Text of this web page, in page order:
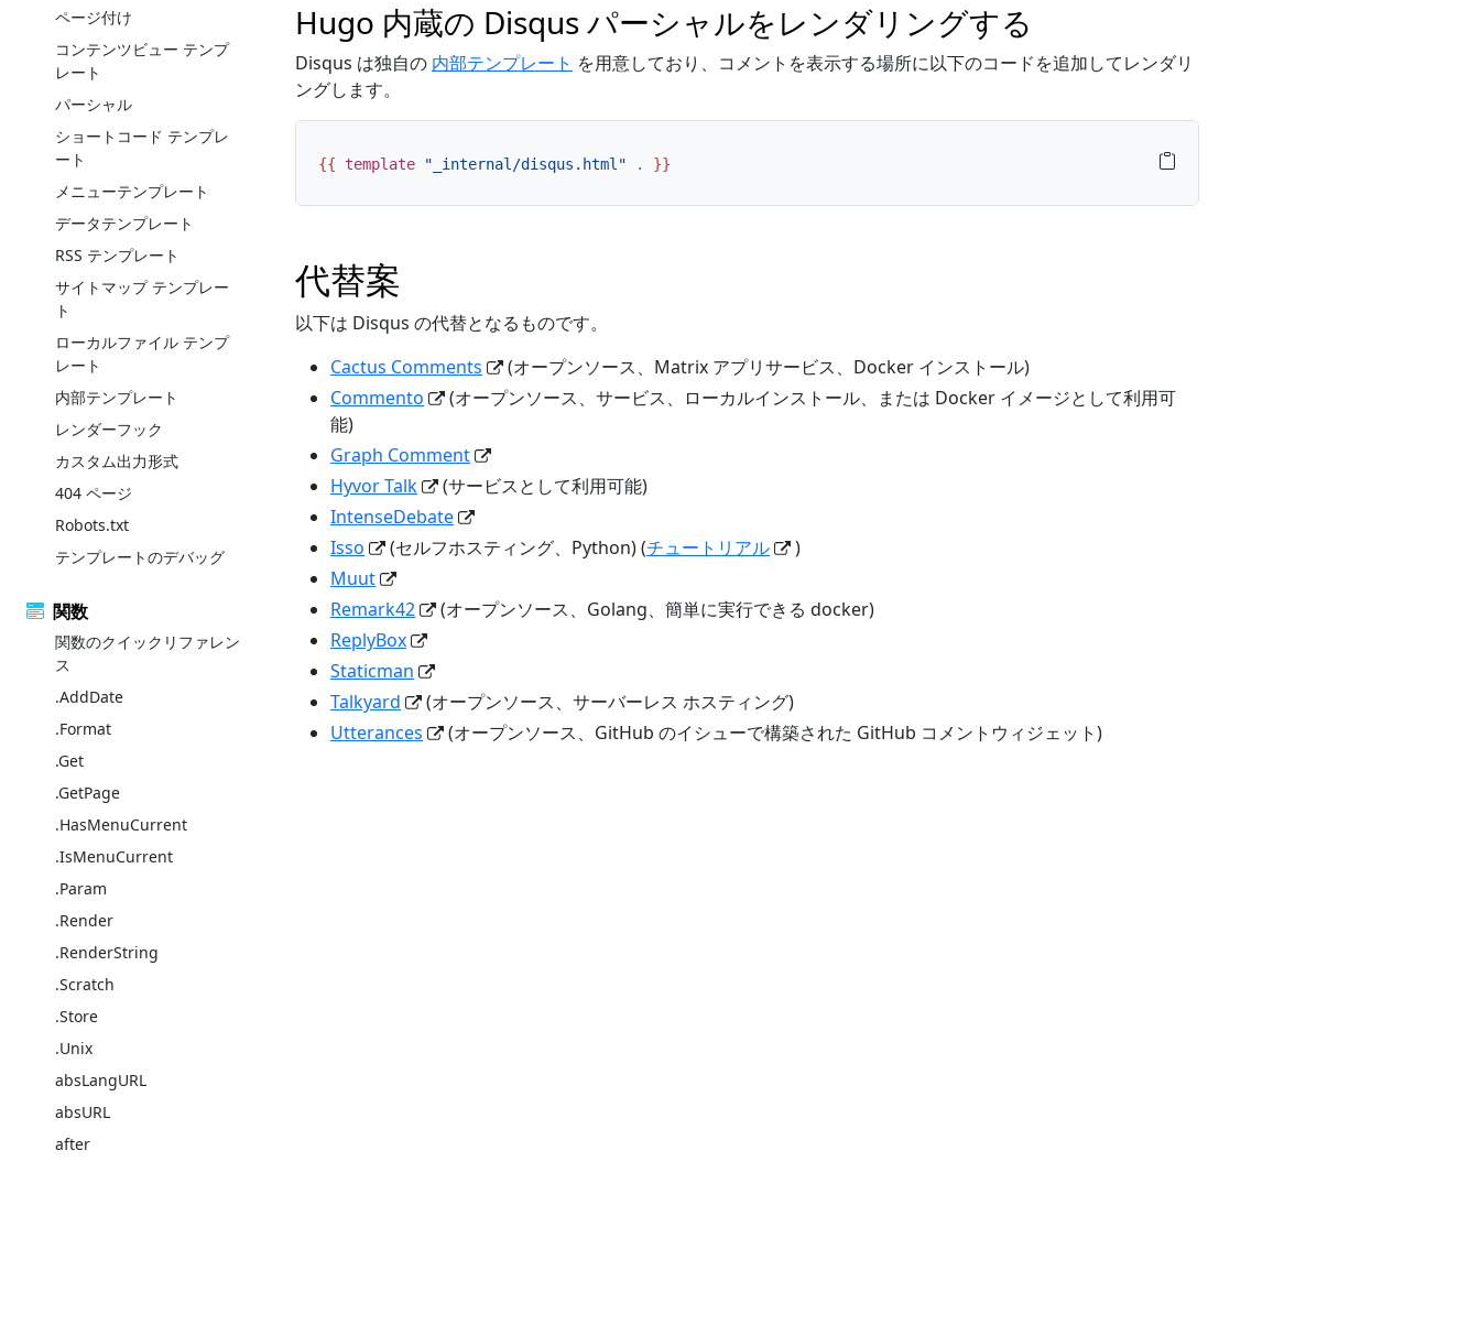
ページ付け
コンテンツビュー テンプ
レート
パーシャル
ショートコード テンプレ
ート
メニューテンプレート
データテンプレート
RSS テンプレート
サイトマップ テンプレー
ト
ローカルファイル テンプ
レート
内部テンプレート
レンダーフック
カスタム出力形式
404 ページ
Robots.txt
テンプレートのデバッグ
関数
関数のクイックリファレン
ス
.AddDate
.Format
.Get
.GetPage
.HasMenuCurrent
.IsMenuCurrent
.Param
.Render
.RenderString
.Scratch
.Store
.Unix
absLangURL
absURL
after
Hugo 内蔵の Disqus パーシャルをレンダリングする
Disqus は独自の 内部テンプレート を用意しており、コメントを表示する場所に以下のコードを追加してレンダリ
ングします。
{{ template "_internal/disqus.html" . }}
代替案
以下は Disqus の代替となるものです。
Cactus Comments
(オープンソース、Matrix アプリサービス、Docker インストール)
Commento
(オープンソース、サービス、ローカルインストール、または Docker イメージとして利用可
能)
Graph Comment
Hyvor Talk
(サービスとして利用可能)
IntenseDebate
Isso
(セルフホスティング、Python) (チュートリアル
)
Muut
Remark42
(オープンソース、Golang、簡単に実行できる docker)
ReplyBox
Staticman
Talkyard
(オープンソース、サーバーレス ホスティング)
Utterances
(オープンソース、GitHub のイシューで構築された GitHub コメントウィジェット)